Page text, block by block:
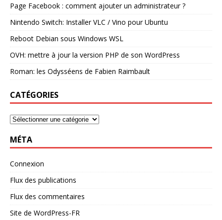
Page Facebook : comment ajouter un administrateur ?
Nintendo Switch: Installer VLC / Vino pour Ubuntu
Reboot Debian sous Windows WSL
OVH: mettre à jour la version PHP de son WordPress
Roman: les Odysséens de Fabien Raimbault
CATÉGORIES
MÉTA
Connexion
Flux des publications
Flux des commentaires
Site de WordPress-FR